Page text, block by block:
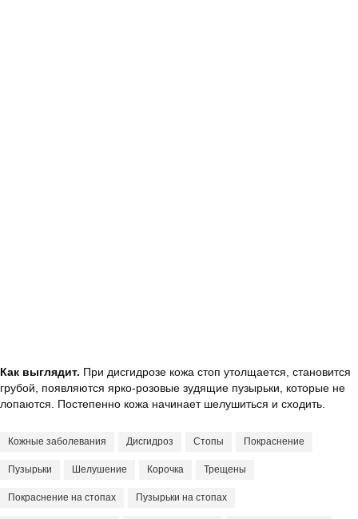
Как выглядит. При дисгидрозе кожа стоп утолщается, становится
грубой, появляются ярко-розовые зудящие пузырьки, которые не
лопаются. Постепенно кожа начинает шелушиться и сходить.
Кожные заболевания Дисгидроз Стопы Покраснение
Пузырьки Шелушение Корочка Трещены
Покраснение на стопах Пузырьки на стопах